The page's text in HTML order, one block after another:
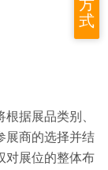
据展品类别、
展商的选择并结
对展位的整体布
方
式